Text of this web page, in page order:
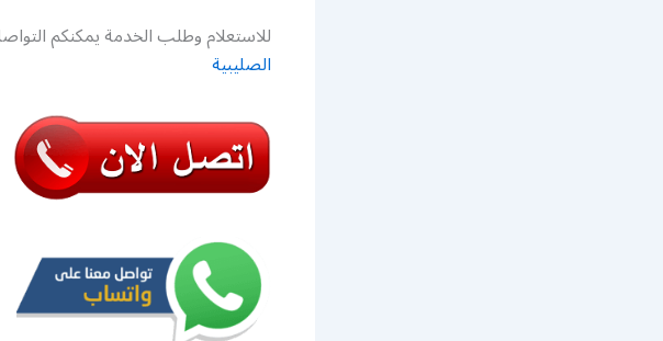
للاستعلام وطلب الخدمة يمكنكم
الصليبية